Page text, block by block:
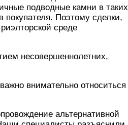
подводные камни в таких
покупателя. Поэтому сделки,
среде
несовершеннолетних,
внимательно относиться
альтернативной